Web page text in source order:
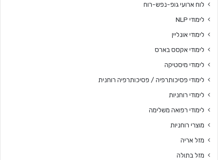
לוח ארועי גופ-נפש-רוח
לימודי NLP
לימודי אונליין
לימודי אקסס בארס
לימודי מיסטיקה
לימודי פסיכותרפיה / פסיכותרפיה רוחנית
לימודי רוחניות
לימודי רפואה משלימה
מוצרי רוחניות
מזל אריה
מזל בתולה